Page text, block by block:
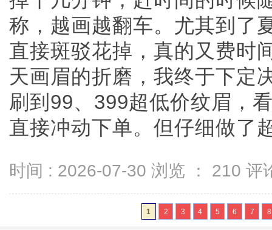
称，越画越翻车。尤其到了
直接斑驳花掉，真的又费时
天画眉的折磨，我终于下定
刷到99、399超低价纹眉，
直接冲动下单。但仔细做了
时间 : 2026-07-30 浏览 ： 210 评
1 2 3 4 5 6 7 8